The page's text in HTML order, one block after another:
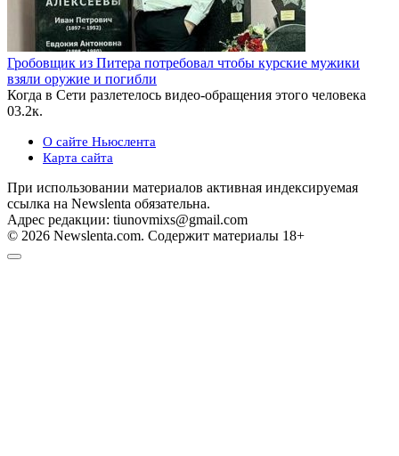
Гробовщик из Питера потребовал чтобы курские мужики
взяли оружие и погибли
Когда в Сети разлетелось видео-обращения этого человека
03.2к.
О сайте Ньюслента
Карта сайта
При использовании материалов активная индексируемая
ссылка на Newslenta обязательна.
Адрес редакции: tiunovmixs@gmail.com
© 2026 Newslenta.com. Содержит материалы 18+